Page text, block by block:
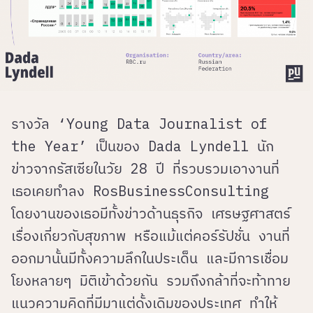
รางวัล ‘Young Data Journalist of
the Year’ เป็นของ Dada Lyndell นัก
ข่าวจากรัสเซียในวัย 28 ปี ที่รวบรวมเอางานที่
เธอเคยทำลง RosBusinessConsulting
โดยงานของเธอมีทั้งข่าวด้านธุรกิจ เศรษฐศาสตร์
เรื่องเกี่ยวกับสุขภาพ หรือแม้แต่คอร์รัปชั่น งานที่
ออกมานั้นมีทั้งความลึกในประเด็น และมีการเชื่อม
โยงหลายๆ มิติเข้าด้วยกัน รวมถึงกล้าที่จะท้าทาย
แนวความคิดที่มีมาแต่ดั้งเดิมของประเทศ ทำให้